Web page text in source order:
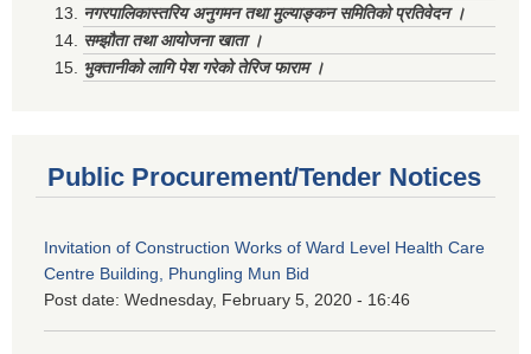
नगरपालिकास्तरिय अनुगमन तथा मुल्याङ्कन समितिको प्रतिवेदन ।
सम्झौता तथा आयोजना खाता ।
भुक्तानीको लागि पेश गरेको तेरिज फाराम ।
Public Procurement/Tender Notices
Invitation of Construction Works of Ward Level Health Care
Centre Building, Phungling Mun Bid
Post date: Wednesday, February 5, 2020 - 16:46